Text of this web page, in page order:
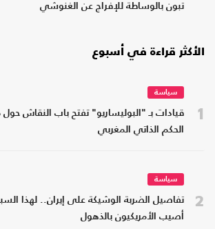
تبون بالوساطة للإفراج عن الغنوشي
الأكثر قراءة في أسبوع
1
سياسة
قيادات بـ "البوليساريو" تفتح باب النقاش حول
الحكم الذاتي المغربي
2
سياسة
تفاصيل الضربة الوشيكة على إيران.. لهذا
أصيب الأمريكيون بالذهول